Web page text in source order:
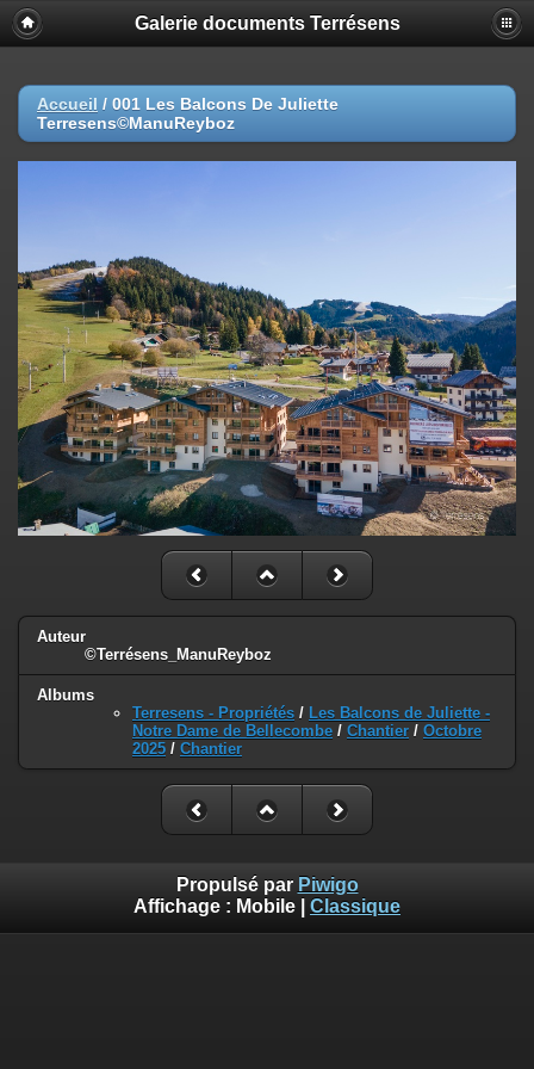
Galerie documents Terrésens
Accueil / 001 Les Balcons De Juliette
Terresens©ManuReyboz
Auteur
©Terrésens_ManuReyboz
Albums
Terresens - Propriétés / Les Balcons de Juliette -
Notre Dame de Bellecombe / Chantier / Octobre
2025 / Chantier
Propulsé par Piwigo
Affichage : Mobile Classique